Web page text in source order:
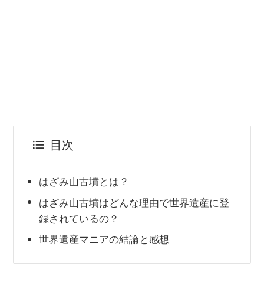
目次
はざみ山古墳とは？
はざみ山古墳はどんな理由で世界遺産に登
録されているの？
世界遺産マニアの結論と感想